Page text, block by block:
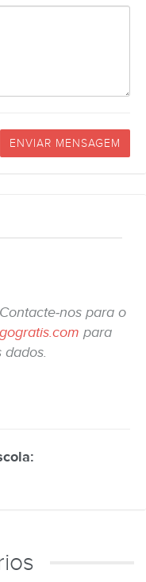
ENVIAR MENSAGEM
nos para o
para
dados.